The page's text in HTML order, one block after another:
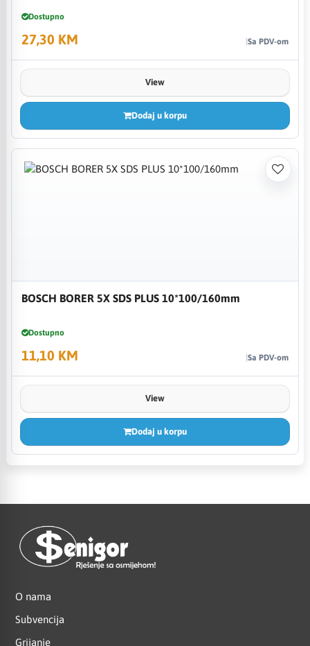
Dostupno
27,30 KM Sa PDV-om
View
Dodaj u korpu
BOSCH BORER 5X SDS PLUS 10*100/160mm
Dostupno
11,10 KM Sa PDV-om
View
Dodaj u korpu
O nama
Subvencija
Grijanje